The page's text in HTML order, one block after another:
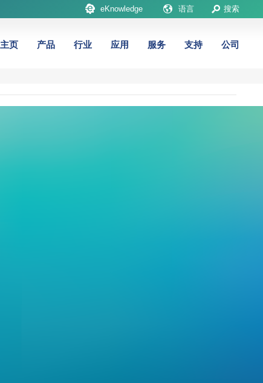
eKnowledge 语言 搜索
主页 产品 行业 应用 服务 支持 公司